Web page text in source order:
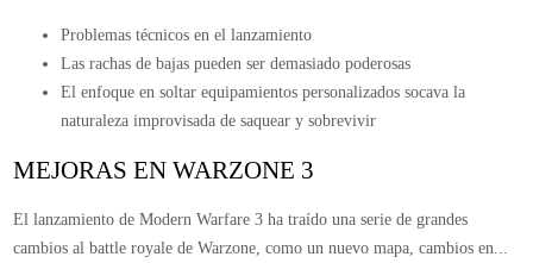
Problemas técnicos en el lanzamiento
Las rachas de bajas pueden ser demasiado poderosas
El enfoque en soltar equipamientos personalizados socava la
naturaleza improvisada de saquear y sobrevivir
MEJORAS EN WARZONE 3
El lanzamiento de Modern Warfare 3 ha traído una serie de grandes
cambios al battle royale de Warzone, como un nuevo mapa, cambios en...